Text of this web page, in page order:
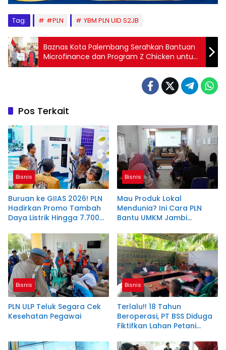
Tag: #PLN YBM PLN UID S2JB
Baznas Kota Palembang Serahkan Bantuan
Microfinance dan Program Z Chicken untuk
Pemberdayaan Ekonomi Mustahik
Pos Terkait
Bisnis
Buruan ke GIIAS 2026! PLN
Hadirkan Promo Tambah
Daya Listrik Hingga 7.700
Bisnis
Mau Produk Lokal
Mendunia? Ini Cara PLN
Bantu UMKM Jambi
Bisnis
PLN ULP Teluk Segara Cek
Kesehatan Pegawai
Bisnis
Terlalu!! 18 Tahun
Beroperasi, PT BSS Diduga
Fiktifkan Lahan Petani